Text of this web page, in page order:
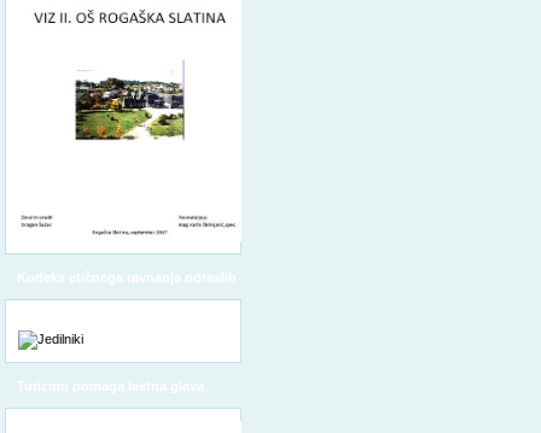
Kodeks etičnega ravnanja odraslih
Turizmu pomaga lastna glava